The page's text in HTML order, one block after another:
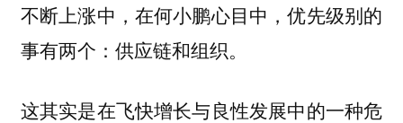
不断上涨中，在何小鹏心目中，优先级别的
事有两个： 供应链和组织。
这其实是在飞快增长与良性发展中的一种危